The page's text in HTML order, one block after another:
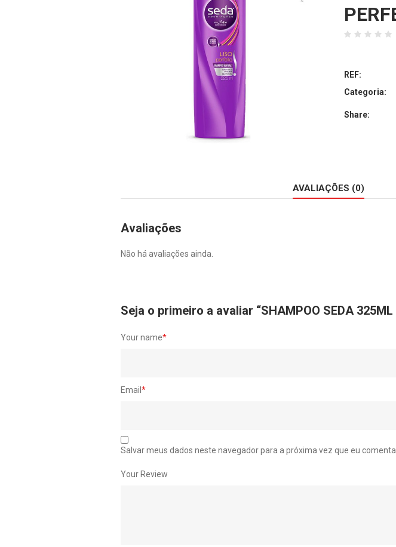
REF:
Categoria:
Share:
AVALIAÇÕES (0)
Avaliações
Não há avaliações ainda.
Seja o primeiro a avaliar “SHAMPOO SEDA 325ML
Your name*
Email *
Salvar meus dados neste navegador para a próxima vez que eu
Your Review